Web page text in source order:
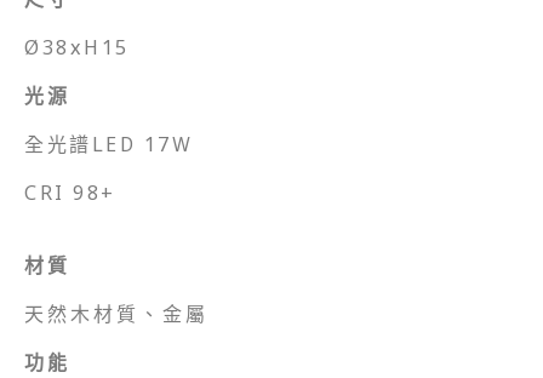
Ø38xH15
光源
全光譜LED 17W
CRI 98+
材質
天然木材質、金屬
功能